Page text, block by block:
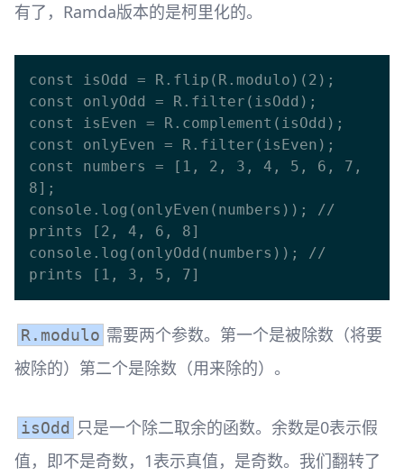
有了，Ramda版本的是柯里化的。
const isOdd = R.flip(R.modulo)(2);
const onlyOdd = R.filter(isOdd);
const isEven = R.complement(isOdd);
const onlyEven = R.filter(isEven);
const numbers = [1, 2, 3, 4, 5, 6, 7,
8];
console.log(onlyEven(numbers)); //
prints [2, 4, 6, 8]
console.log(onlyOdd(numbers)); //
R.modulo 需要两个参数。第一个是被除数（将要
被除的）第二个是除数（用来除的）。
isOdd 只是一个除二取余的函数。余数是0表示假
值，即不是奇数，1表示真值，是奇数。我们翻转了